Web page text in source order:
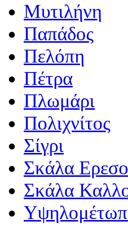
Μυτιλήνη
Παπάδος
Πελόπη
Πέτρα
Πλωμάρι
Πολιχνίτος
Σίγρι
Σκάλα
Σκάλα